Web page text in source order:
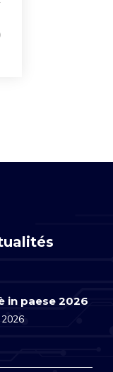
in paese 2026